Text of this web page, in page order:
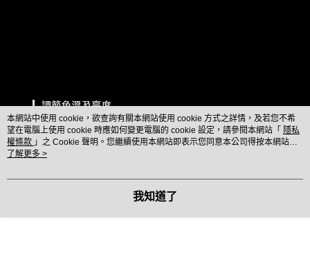
本網站中使用 cookie，欲查詢有關本網站使用 cookie 方式之詳情，及若您不希
望在電腦上使用 cookie 時應如何變更電腦的 cookie 設定，請參閱本網站「 隱私
權條款 」之 Cookie 聲明。您繼續使用本網站即表示您同意本公司得按本網站使
用條款之 Cookie 聲明使用 cookie。
了解更多 >
我知道了